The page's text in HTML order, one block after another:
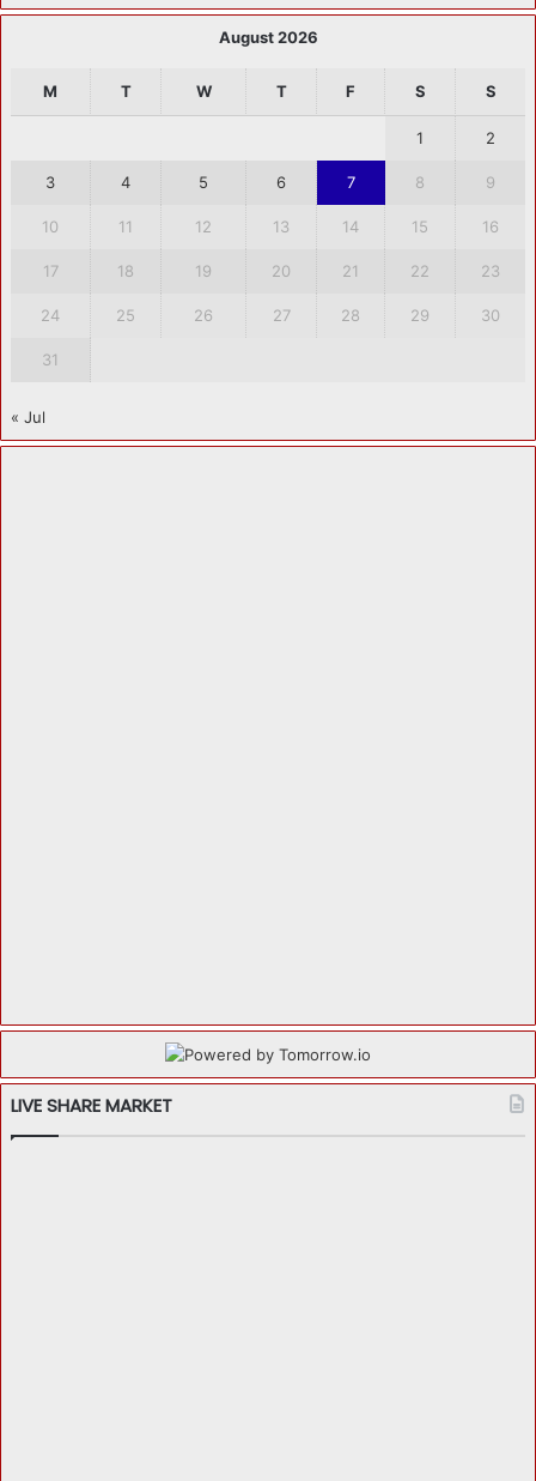
August 2026
M T W T F S S
1 2
3 4 5 6 7 8 9
10 11 12 13 14 15 16
17 18 19 20 21 22 23
24 25 26 27 28 29 30
31
« Jul
LIVE SHARE MARKET